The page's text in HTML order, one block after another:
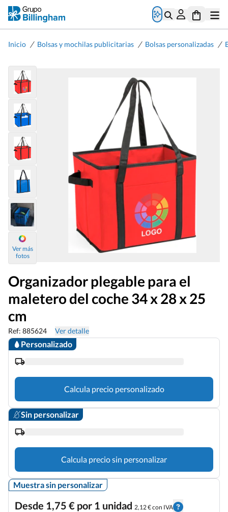
Inicio / Bolsas y mochilas publicitarias / Bolsas personalizadas /
Ver más
fotos
Organizador plegable para el
maletero del coche 34 x 28 x 25
cm
Ref: 885624 Ver detalle
Personalizado
Calcula precio personalizado
Sin personalizar
Calcula precio sin personalizar
Muestra sin personalizar
Desde 1,75 € por 1 unidad 2,12 € con IVA